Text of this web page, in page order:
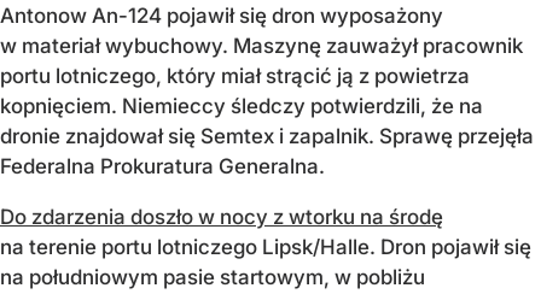
Antonow An-124 pojawił się dron wyposażony
w materiał wybuchowy. Maszynę zauważył pracownik
portu lotniczego, który miał strącić ją z powietrza
kopnięciem. Niemieccy śledczy potwierdzili, że na
dronie znajdował się Semtex i zapalnik. Sprawę przejęła
Federalna Prokuratura Generalna.
Do zdarzenia doszło w nocy z wtorku na środę
na terenie portu lotniczego Lipsk/Halle. Dron pojawił się
na południowym pasie startowym, w pobliżu